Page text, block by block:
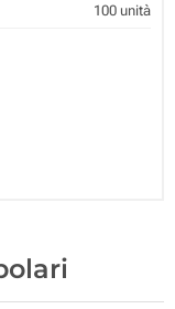
100 unità